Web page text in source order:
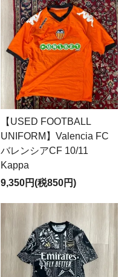
【USED FOOTBALL
UNIFORM】Valencia FC
バレンシアCF 10/11
Kappa
9,350円(税850円)